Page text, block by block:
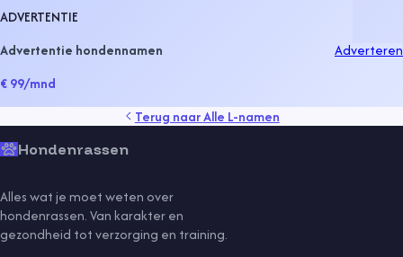
ADVERTENTIE
Advertentie hondennamen
€ 99/mnd
Adverteren
Terug naarAlle L-namen
Hondenrassen
Alles wat je moet weten over
hondenrassen. Van karakter en
gezondheid tot verzorging en training.